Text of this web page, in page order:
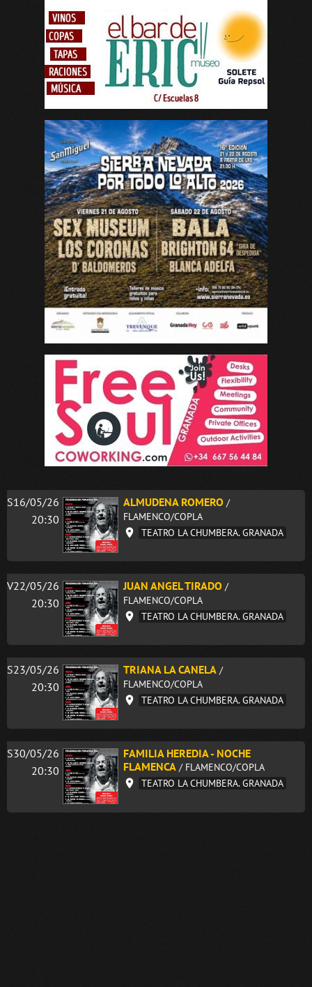
S16/05/26
20:30
ALMUDENA ROMERO /
FLAMENCO/COPLA
TEATRO LA CHUMBERA. GRANADA
V22/05/26
20:30
JUAN ANGEL TIRADO /
FLAMENCO/COPLA
TEATRO LA CHUMBERA. GRANADA
S23/05/26
20:30
TRIANA LA CANELA /
FLAMENCO/COPLA
TEATRO LA CHUMBERA. GRANADA
S30/05/26
20:30
FAMILIA HEREDIA - NOCHE
FLAMENCA / FLAMENCO/COPLA
TEATRO LA CHUMBERA. GRANADA